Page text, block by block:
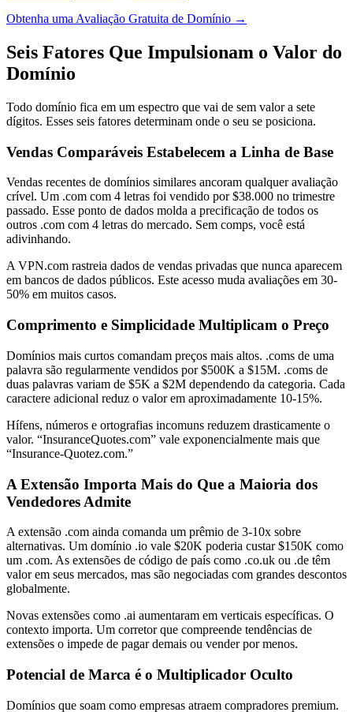
Obtenha uma Avaliação Gratuita de Domínio →
Seis Fatores Que Impulsionam o Valor do
Domínio
Todo domínio fica em um espectro que vai de sem valor a sete
dígitos. Esses seis fatores determinam onde o seu se posiciona.
Vendas Comparáveis Estabelecem a Linha de Base
Vendas recentes de domínios similares ancoram qualquer avaliação
crível. Um .com com 4 letras foi vendido por $38.000 no trimestre
passado. Esse ponto de dados molda a precificação de todos os
outros .com com 4 letras do mercado. Sem comps, você está
adivinhando.
A VPN.com rastreia dados de vendas privadas que nunca aparecem
em bancos de dados públicos. Este acesso muda avaliações em 30-
50% em muitos casos.
Comprimento e Simplicidade Multiplicam o Preço
Domínios mais curtos comandam preços mais altos. .coms de uma
palavra são regularmente vendidos por $500K a $15M. .coms de
duas palavras variam de $5K a $2M dependendo da categoria. Cada
caractere adicional reduz o valor em aproximadamente 10-15%.
Hífens, números e ortografias incomuns reduzem drasticamente o
valor. “InsuranceQuotes.com” vale exponencialmente mais que
“Insurance-Quotez.com.”
A Extensão Importa Mais do Que a Maioria dos
Vendedores Admite
A extensão .com ainda comanda um prêmio de 3-10x sobre
alternativas. Um domínio .io vale $20K poderia custar $150K como
um .com. As extensões de código de país como .co.uk ou .de têm
valor em seus mercados, mas são negociadas com grandes descontos
globalmente.
Novas extensões como .ai aumentaram em verticais específicas. O
contexto importa. Um corretor que compreende tendências de
extensões o impede de pagar demais ou vender por menos.
Potencial de Marca é o Multiplicador Oculto
Domínios que soam como empresas atraem compradores premium.